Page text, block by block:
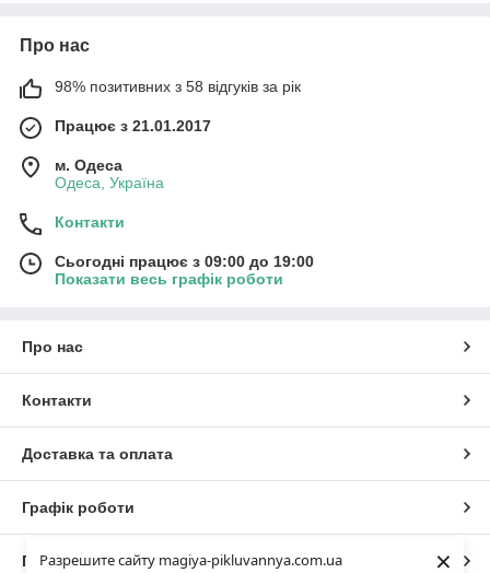
Разрешите сайту magiya-pikluvannya.com.ua
×
Про нас
98% позитивних з 58 відгуків за рік
Працює з 21.01.2017
м. Одеса
Одеса, Україна
Контакти
Сьогодні працює з 09:00 до 19:00
Показати весь графік роботи
Про нас
Контакти
Доставка та оплата
Графік роботи
Повна версія сайту